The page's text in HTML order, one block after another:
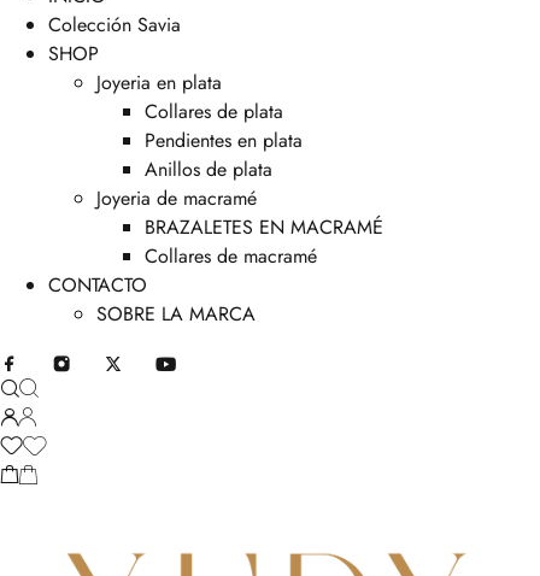
Colección Savia
SHOP
Joyeria en plata
Collares de plata
Pendientes en plata
Anillos de plata
Joyeria de macramé
BRAZALETES EN MACRAMÉ
Collares de macramé
CONTACTO
SOBRE LA MARCA